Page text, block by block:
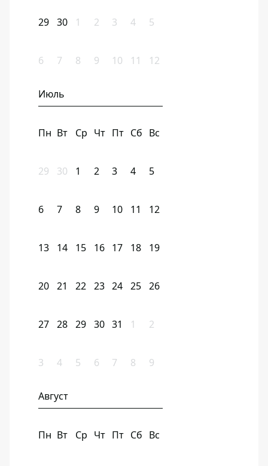
29 30 1 2 3 4 5
6 7 8 9 10 11 12
Июль
Пн Вт Ср Чт Пт Сб Вс
29 30 1 2 3 4 5
6 7 8 9 10 11 12
13 14 15 16 17 18 19
20 21 22 23 24 25 26
27 28 29 30 31 1 2
3 4 5 6 7 8 9
Август
Пн Вт Ср Чт Пт Сб Вс